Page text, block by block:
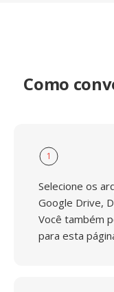
Como
1
Selecione os
Google Drive,
Você também
para esta